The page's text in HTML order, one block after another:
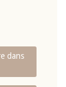
dans